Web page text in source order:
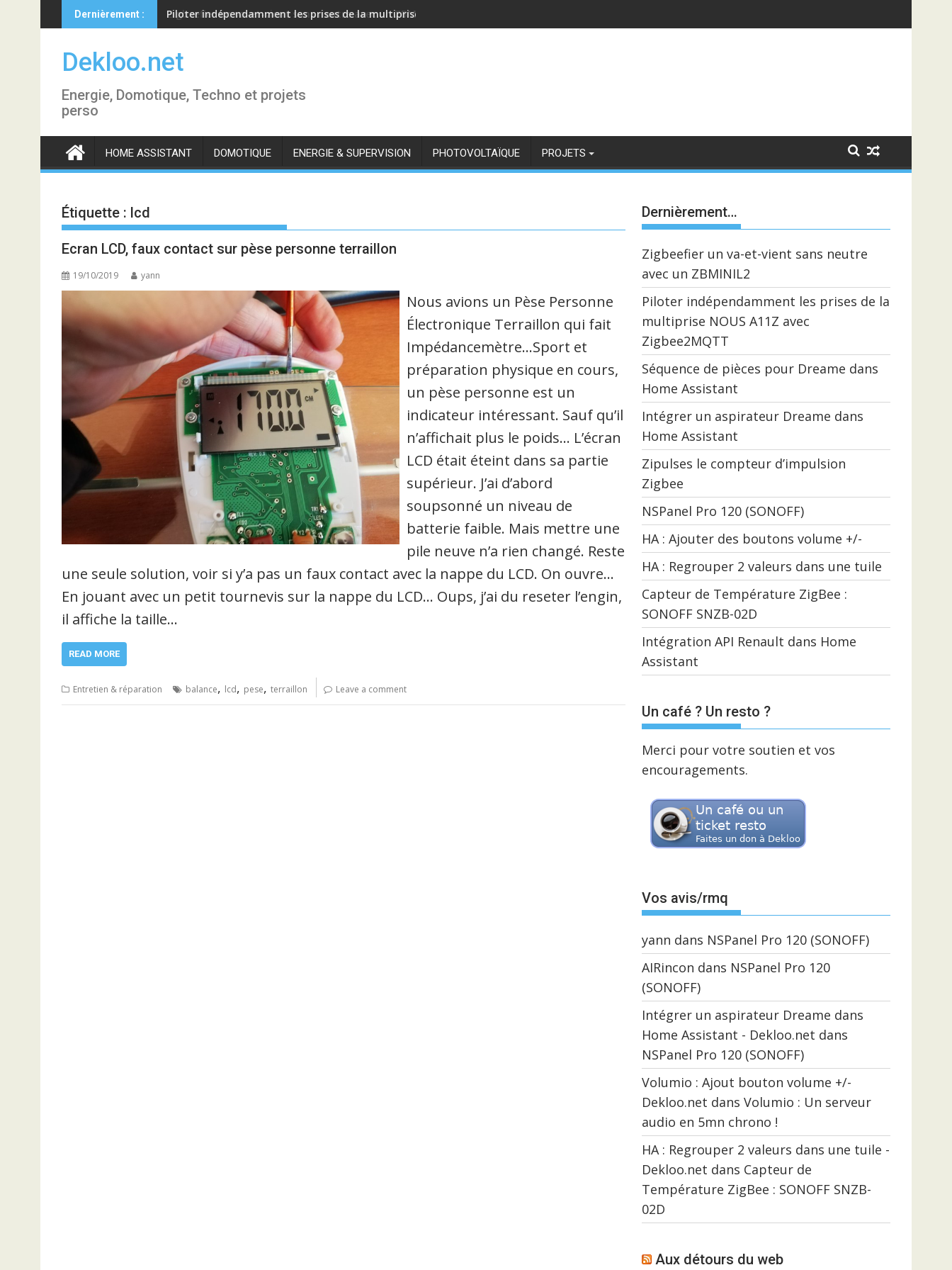
to
content
Dernièrement : Piloter indépendamment les prises de la multiprise NOUS A11Z avec Zigbee2MQTT
Dekloo.net
Energie, Domotique, Techno et projets
perso
HOME ASSISTANT DOMOTIQUE ENERGIE & SUPERVISION PHOTOVOLTAÏQUE PROJETS
Étiquette : lcd
Ecran LCD, faux contact sur pèse personne terraillon
19/10/2019 yann
Nous avions un Pèse Personne
Électronique Terraillon qui fait
Impédancemètre…Sport et
préparation physique en cours,
un pèse personne est un
indicateur intéressant. Sauf qu’il
n’affichait plus le poids… L’écran
LCD était éteint dans sa partie
supérieur. J’ai d’abord
soupsonné un niveau de
batterie faible. Mais mettre une
pile neuve n’a rien changé. Reste
une seule solution, voir si y’a pas un faux contact avec la nappe du LCD. On ouvre…
En jouant avec un petit tournevis sur la nappe du LCD… Oups, j’ai du reseter l’engin,
il affiche la taille…
READ MORE
Entretien & réparation balance, lcd, pese, terraillon Leave a comment
Dernièrement…
Zigbeefier un va-et-vient sans neutre
avec un ZBMINIL2
Piloter indépendamment les prises de la
multiprise NOUS A11Z avec
Zigbee2MQTT
Séquence de pièces pour Dreame dans
Home Assistant
Intégrer un aspirateur Dreame dans
Home Assistant
Zipulses le compteur d’impulsion
Zigbee
NSPanel Pro 120 (SONOFF)
HA : Ajouter des boutons volume +/-
HA : Regrouper 2 valeurs dans une tuile
Capteur de Température ZigBee :
SONOFF SNZB-02D
Intégration API Renault dans Home
Assistant
Un café ? Un resto ?
Merci pour votre soutien et vos
encouragements.
Vos avis/rmq
yann dans NSPanel Pro 120 (SONOFF)
AIRincon dans NSPanel Pro 120
(SONOFF)
Intégrer un aspirateur Dreame dans
Home Assistant - Dekloo.net dans
NSPanel Pro 120 (SONOFF)
Volumio : Ajout bouton volume +/-
Dekloo.net dans Volumio : Un serveur
audio en 5mn chrono !
HA : Regrouper 2 valeurs dans une tuile -
Dekloo.net dans Capteur de
Température ZigBee : SONOFF SNZB-
02D
Aux détours du web